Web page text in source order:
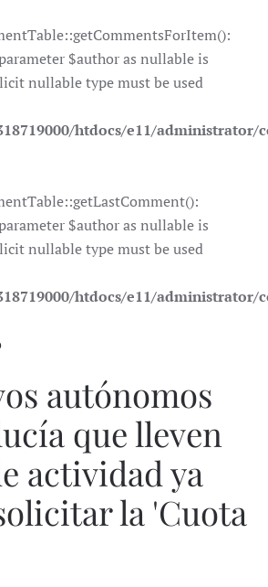
$author as nullable is
nullable type must be used
htdocs/e11/
$author as nullable is
nullable type must be used
htdocs/e11/
autónomos
que lleven
actividad ya
la 'Cuota